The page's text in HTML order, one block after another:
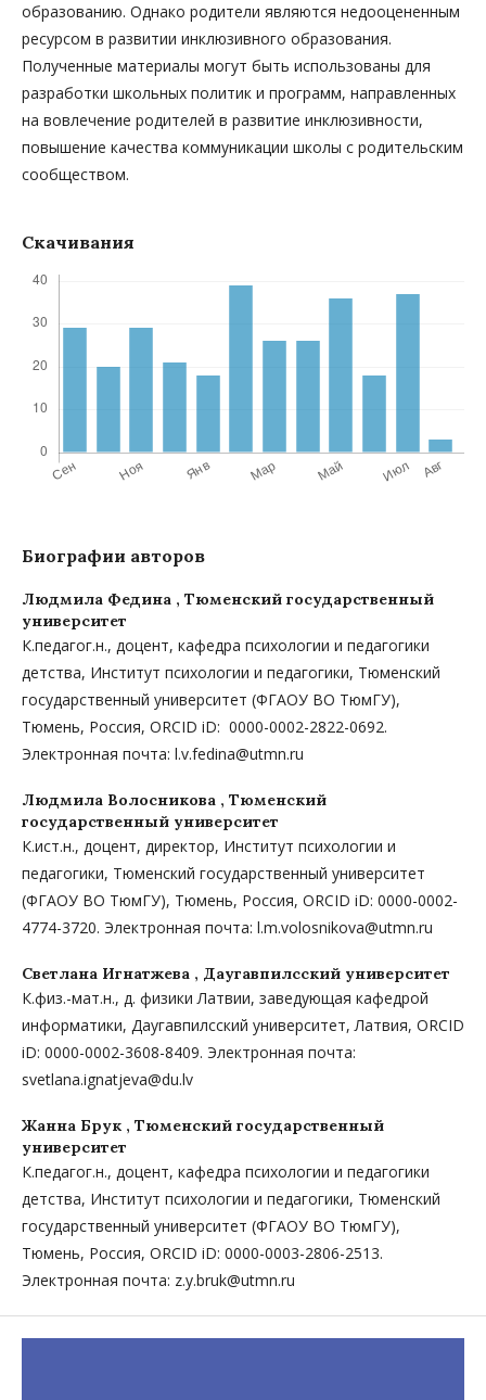
образованию. Однако родители являются недооцененным
ресурсом в развитии инклюзивного образования.
Полученные материалы могут быть использованы для
разработки школьных политик и программ, направленных
на вовлечение родителей в развитие инклюзивности,
повышение качества коммуникации школы с родительским
сообществом.
Скачивания
Биографии авторов
Людмила Федина , Тюменский государственный
университет
К.педагог.н., доцент, кафедра психологии и педагогики
детства, Институт психологии и педагогики, Тюменский
государственный университет (ФГАОУ ВО ТюмГУ),
Тюмень, Россия, ORCID iD: 0000-0002-2822-0692.
Электронная почта: l.v.fedina@utmn.ru
Людмила Волосникова , Тюменский
государственный университет
К.ист.н., доцент, директор, Институт психологии и
педагогики, Тюменский государственный университет
(ФГАОУ ВО ТюмГУ), Тюмень, Россия, ORCID iD: 0000-0002-
4774-3720. Электронная почта: l.m.volosnikova@utmn.ru
Светлана Игнатжева , Даугавпилсский университет
К.физ.-мат.н., д. физики Латвии, заведующая кафедрой
информатики, Даугавпилсский университет, Латвия, ORCID
iD: 0000-0002-3608-8409. Электронная почта:
svetlana.ignatjeva@du.lv
Жанна Брук , Тюменский государственный
университет
К.педагог.н., доцент, кафедра психологии и педагогики
детства, Институт психологии и педагогики, Тюменский
государственный университет (ФГАОУ ВО ТюмГУ),
Тюмень, Россия, ORCID iD: 0000-0003-2806-2513.
Электронная почта: z.y.bruk@utmn.ru